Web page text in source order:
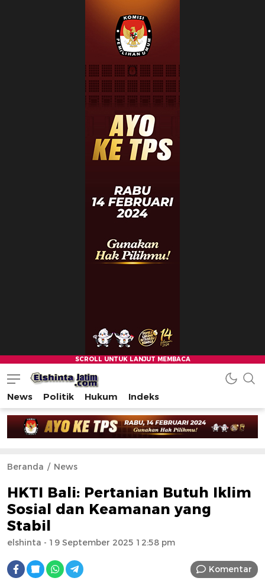
News Politik Hukum Indeks
Beranda News
HKTI Bali: Pertanian Butuh Iklim
Sosial dan Keamanan yang
Stabil
elshinta - 19 September 2025 12:58 pm
Komentar